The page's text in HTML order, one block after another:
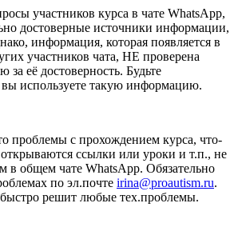
участников курса в чате WhatsApp,
достоверные источники информации,
информация, которая появляется в
участников чата, НЕ проверена
её достоверность. Будьте
используете такую информацию.
проблемы с прохождением курса, что-
открываются ссылки или уроки и т.п., не
в общем чате WhatsApp. Обязательно
по эл.почте irina@proautism.ru.
решит любые тех.проблемы.